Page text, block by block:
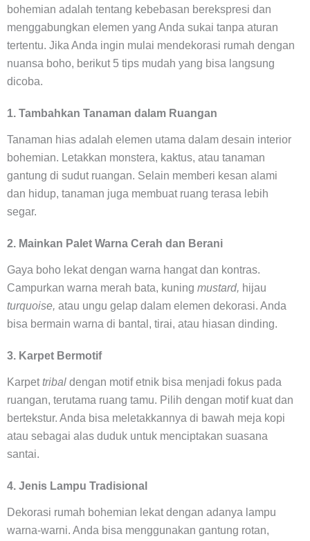
bohemian adalah tentang kebebasan berekspresi dan
menggabungkan elemen yang Anda sukai tanpa aturan
tertentu. Jika Anda ingin mulai mendekorasi rumah dengan
nuansa boho, berikut 5 tips mudah yang bisa langsung
dicoba.
1. Tambahkan Tanaman dalam Ruangan
Tanaman hias adalah elemen utama dalam desain interior
bohemian. Letakkan monstera, kaktus, atau tanaman
gantung di sudut ruangan. Selain memberi kesan alami
dan hidup, tanaman juga membuat ruang terasa lebih
segar.
2. Mainkan Palet Warna Cerah dan Berani
Gaya boho lekat dengan warna hangat dan kontras.
Campurkan warna merah bata, kuning mustard, hijau
turquoise, atau ungu gelap dalam elemen dekorasi. Anda
bisa bermain warna di bantal, tirai, atau hiasan dinding.
3. Karpet Bermotif
Karpettribal dengan motif etnik bisa menjadi fokus pada
ruangan, terutama ruang tamu. Pilih dengan motif kuat dan
bertekstur. Anda bisa meletakkannya di bawah meja kopi
atau sebagai alas duduk untuk menciptakan suasana
santai.
4. Jenis Lampu Tradisional
Dekorasi rumah bohemian lekat dengan adanya lampu
warna-warni. Anda bisa menggunakan gantung rotan,